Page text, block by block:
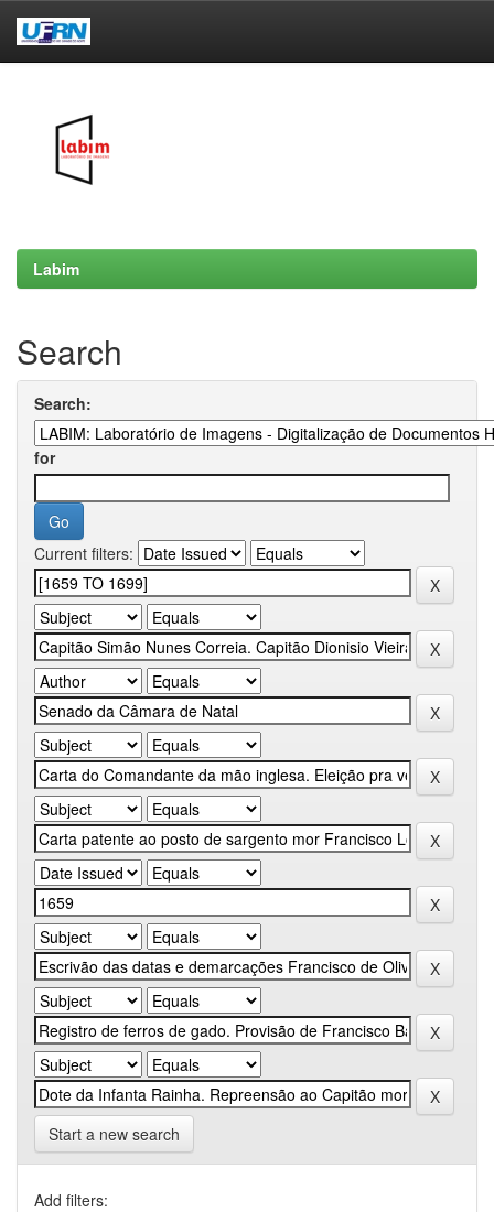
Labim
Search
Search:
for
Current filters:
Start a new search
Add filters: